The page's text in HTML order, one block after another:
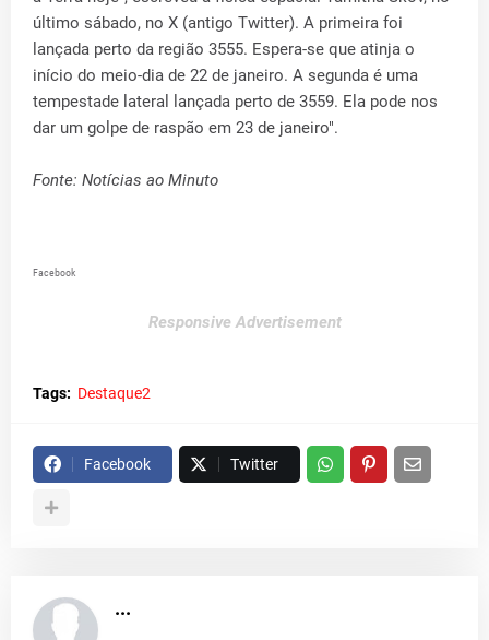
último sábado, no X (antigo Twitter). A primeira foi
lançada perto da região 3555. Espera-se que atinja o
início do meio-dia de 22 de janeiro. A segunda é uma
tempestade lateral lançada perto de 3559. Ela pode nos
dar um golpe de raspão em 23 de janeiro".
Fonte: Notícias ao Minuto
Facebook
Responsive Advertisement
Tags: Destaque2
Facebook Twitter
...